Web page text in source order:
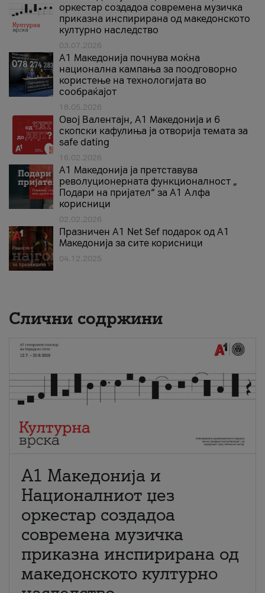
оркестар создадоа современа музичка
приказна инспирирана од македонското
културно наследство
03.07.2026
A1 Македонија почнува моќна
национална кампања за поодговорно
користење на технологијата во
сообраќајот
18.05.2026
Овој Валентајн, A1 Македонија и 6
скопски кафулиња ја отворија темата за
safe dating
16.02.2026
А1 Македонија ја претставува
револуционерната функционалност „
Подари на пријател“ за А1 Алфа
корисници
02.02.2026
Празничен A1 Net Sеf подарок од А1
Македонија за сите корисници
04.12.2025
Слични содржини
А1 Македонија и
Националниот џез
оркестар создадоа
современа музичка
приказна инспирирана од
македонското културно